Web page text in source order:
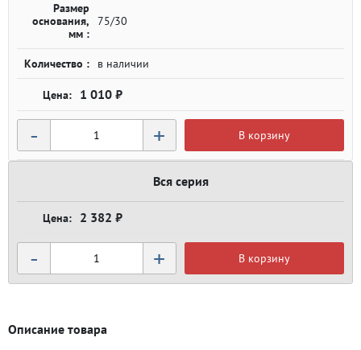
Размер
основания,
мм :
75/30
Количество : в наличии
1 010 ₽
- + В корзину
Вся серия
2 382 ₽
- + В корзину
Описание товара